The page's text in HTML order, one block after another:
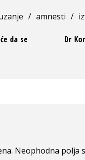
/ amnesti /
da se
Dr
Neophodna polja